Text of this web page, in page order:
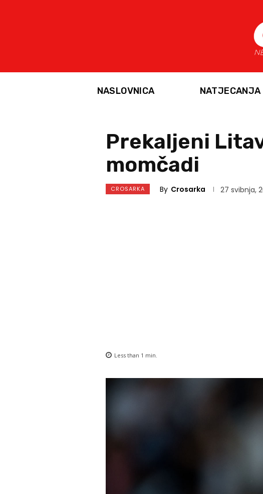
NASLOVNICA NATJECANJA
Prekaljeni
momčadi
CROSARKA By Crosarka 27 svibnja,
Less than 1 min.